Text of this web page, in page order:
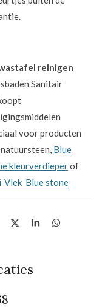
reinigen
Sanitair
voor producten
Blue
kleurverdieperof
Vlek Blue stone
D
S
D